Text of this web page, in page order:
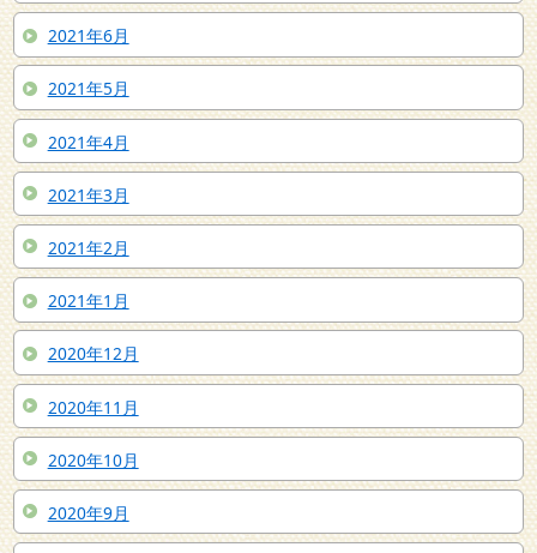
2021年6月
2021年5月
2021年4月
2021年3月
2021年2月
2021年1月
2020年12月
2020年11月
2020年10月
2020年9月